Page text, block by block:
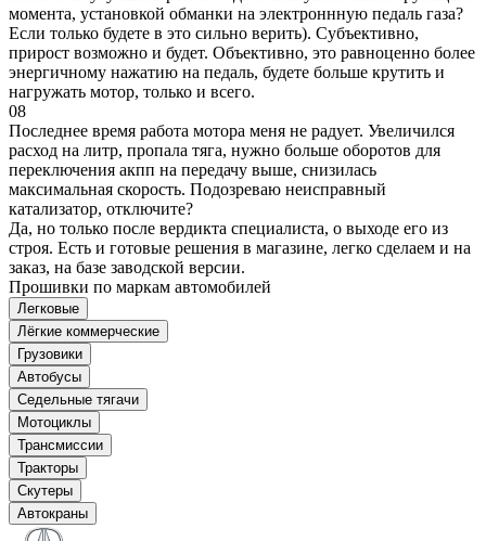
момента, установкой обманки на электроннную педаль газа?
Если только будете в это сильно верить). Субъективно,
прирост возможно и будет. Объективно, это равноценно более
энергичному нажатию на педаль, будете больше крутить и
нагружать мотор, только и всего.
08
Последнее время работа мотора меня не радует. Увеличился
расход на литр, пропала тяга, нужно больше оборотов для
переключения акпп на передачу выше, снизилась
максимальная скорость. Подозреваю неисправный
катализатор, отключите?
Да, но только после вердикта специалиста, о выходе его из
строя. Есть и готовые решения в магазине, легко сделаем и на
заказ, на базе заводской версии.
Прошивки по маркам автомобилей
Легковые
Лёгкие коммерческие
Грузовики
Автобусы
Седельные тягачи
Мотоциклы
Трансмиссии
Тракторы
Скутеры
Автокраны